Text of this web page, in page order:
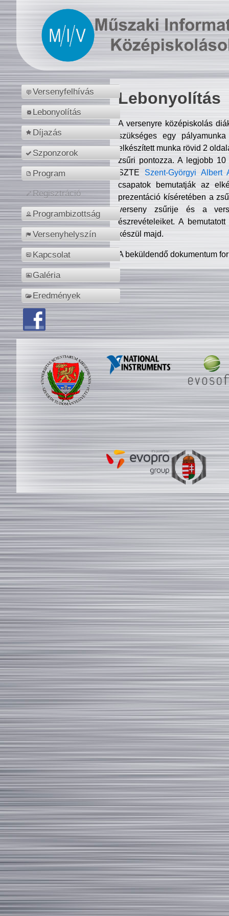
Versenyfelhívás
Lebonyolítás
Díjazás
Szponzorok
Program
Regisztráció
Programbizottság
Versenyhelyszín
Kapcsolat
Galéria
Eredmények
Lebonyolítás
A versenyre középiskolás
szükséges egy
elkészített munka rövid 2
zsűri pontozza. A legjobb
SZTE Szent-Györgyi Albert
csapatok bemutatják az
prezentáció kíséretében a
verseny zsűrije és a
észrevételeiket. A
készül majd.
A beküldendő dokumentum